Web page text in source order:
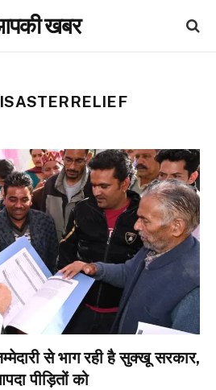
खबर
से भाग रही है सुक्खू सरकार,
पीड़ितों को